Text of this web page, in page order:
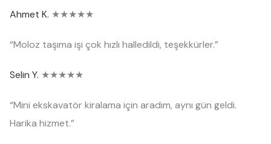
Ahmet K. ★★★★★
“Moloz taşıma işi çok hızlı halledildi, teşekkürler.”
Selin Y. ★★★★★
“Mini ekskavatör kiralama için aradım, aynı gün geldi.
Harika hizmet.”